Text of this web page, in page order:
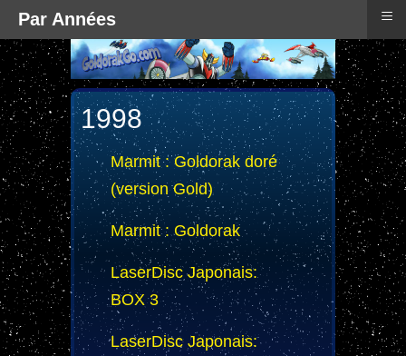
1998
Marmit : Goldorak doré
(version Gold)
Marmit : Goldorak
LaserDisc Japonais:
BOX 3
LaserDisc Japonais:
Par Années ≡